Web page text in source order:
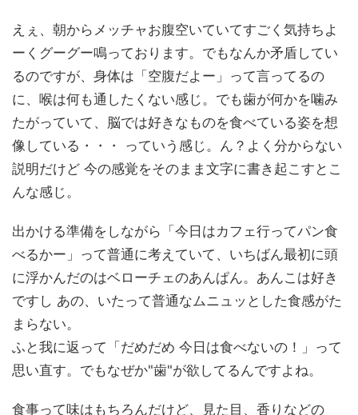
えぇ、朝からメッチャお腹空いていてすごく気持ちよ
ーくグーグー鳴っております。でもなんか矛盾してい
るのですが、身体は「空腹だよー」って言ってるの
に、喉は何も通したくない感じ。でも歯が何かを噛み
たがっていて、脳では好きなものを食べている姿を想
像している・・・ っていう感じ。ん？よく分からない
説明だけど 今の感覚をそのまま文字に書き起こすとこ
んな感じ。
出かける準備をしながら「今日はカフェ行ってパン食
べるかー」って普通に考えていて、いちばん最初に頭
に浮かんだのはベローチェのあんぱん。あんこは好き
ですし あの、いたって普通なムニュッとした食感がた
まらない。
ふと我に返って「だめだめ 今日は食べないの！」って
思い直す。でもなぜか"歯"が欲してるんですよね。
食事って味はもちろんだけど、見た目、香りなどの